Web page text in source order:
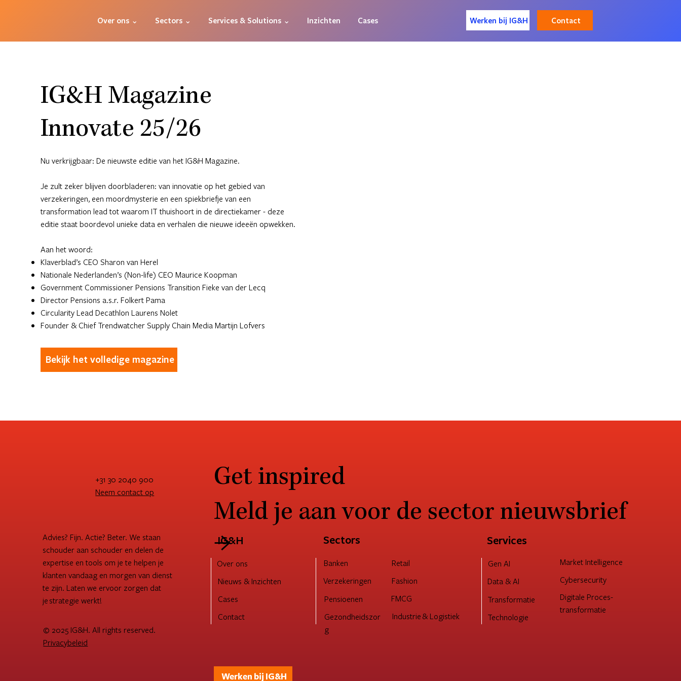
Over ons ⌄ Sectors ⌄ Services & Solutions ⌄ Inzichten Cases Werken bij IG&H Contact
IG&H Magazine
Innovate 25/26
Nu verkrijgbaar: De nieuwste editie van het IG&H Magazine.
Je zult zeker blijven doorbladeren: van innovatie op het gebied van
verzekeringen, een moordmysterie en een spiekbriefje van een
transformation lead tot waarom IT thuishoort in de directiekamer - deze
editie staat boordevol unieke data en verhalen die nieuwe ideeën opwekken.
Aan het woord:
Klaverblad’s CEO Sharon van Herel
Nationale Nederlanden’s (Non-life) CEO Maurice Koopman
Government Commissioner Pensions Transition Fieke van der Lecq
Director Pensions a.s.r. Folkert Pama
Circularity Lead Decathlon Laurens Nolet
Founder & Chief Trendwatcher Supply Chain Media Martijn Lofvers
Bekijk het volledige magazine
+31 30 2040 900
Neem contact op
Advies? Fijn. Actie? Beter. We staan
schouder aan schouder en delen de
expertise en tools om je te helpen je
klanten vandaag en morgen van dienst
te zijn. Laten we ervoor zorgen dat
je strategie werkt!
© 2025 IG&H. All rights reserved.
Privacybeleid
Get inspired
Meld je aan voor de sector nieuwsbrief
→
IG&H
Over ons
Nieuws & Inzichten
Cases
Contact
Sectors
Banken
Verzekeringen
Pensioenen
Gezondheidszor
g
Retail
Fashion
FMCG
Industrie & Logistiek
Services
Gen AI
Data & AI
Transformatie
Technologie
Market Intelligence
Cybersecurity
Digitale Proces-
transformatie
Werken bij IG&H